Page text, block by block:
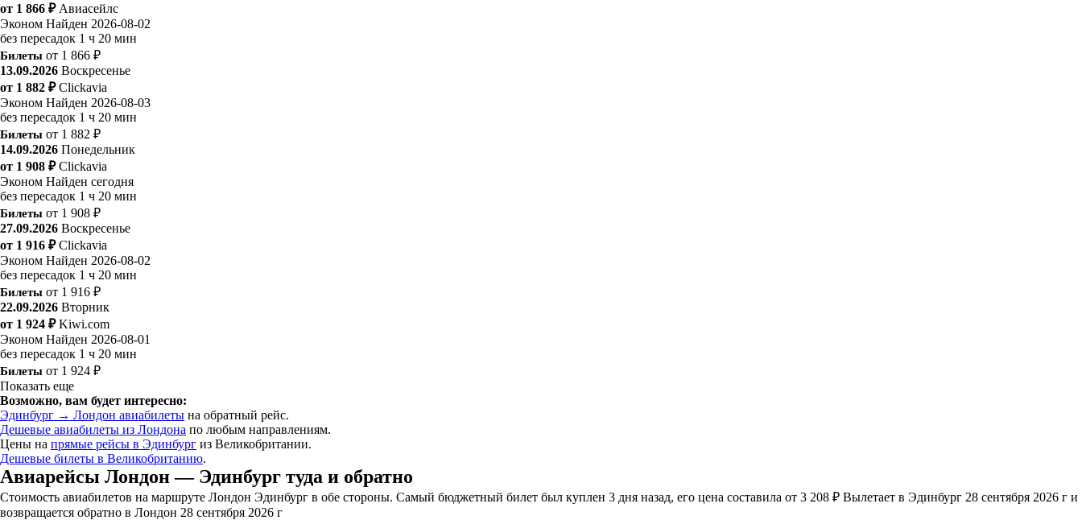
от 1 866 ₽ Авиасейлс
Эконом Найден 2026-08-02
без пересадок 1 ч 20 мин
Билеты от 1 866 ₽
13.09.2026 Воскресенье
от 1 882 ₽ Clickavia
Эконом Найден 2026-08-03
без пересадок 1 ч 20 мин
Билеты от 1 882 ₽
14.09.2026 Понедельник
от 1 908 ₽ Clickavia
Эконом Найден сегодня
без пересадок 1 ч 20 мин
Билеты от 1 908 ₽
27.09.2026 Воскресенье
от 1 916 ₽ Clickavia
Эконом Найден 2026-08-02
без пересадок 1 ч 20 мин
Билеты от 1 916 ₽
22.09.2026 Вторник
от 1 924 ₽ Kiwi.com
Эконом Найден 2026-08-01
без пересадок 1 ч 20 мин
Билеты от 1 924 ₽
Показать еще
Возможно, вам будет интересно:
Эдинбург → Лондон авиабилеты на обратный рейс.
Дешевые авиабилеты из Лондона по любым направлениям.
Цены на прямые рейсы в Эдинбург из Великобритании.
Дешевые билеты в Великобританию.
Авиарейсы Лондон — Эдинбург туда и обратно
Стоимость авиабилетов на маршруте Лондон Эдинбург в обе стороны. Самый бюджетный билет был куплен 3 дня назад, его цена составила от 3 208 ₽ Вылетает в Эдинбург 28 сентября 2026 г и
возвращается обратно в Лондон 28 сентября 2026 г